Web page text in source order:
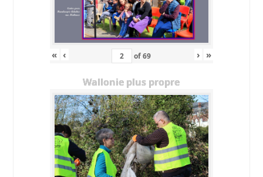
« ‹ of69 › »
Wallonie plus propre